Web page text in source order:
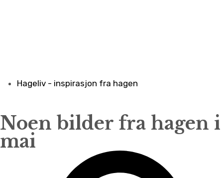
Hageliv - inspirasjon fra hagen
Noen bilder fra hagen i
mai